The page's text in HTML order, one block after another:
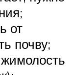
от
почву;